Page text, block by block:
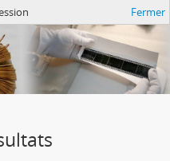
Fermer